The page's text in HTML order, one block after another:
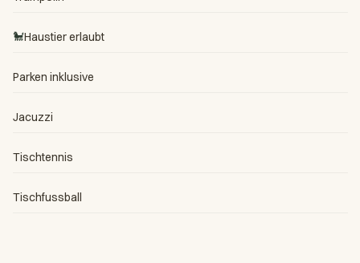
🐩Haustier erlaubt
Parken inklusive
Jacuzzi
Tischtennis
Tischfussball